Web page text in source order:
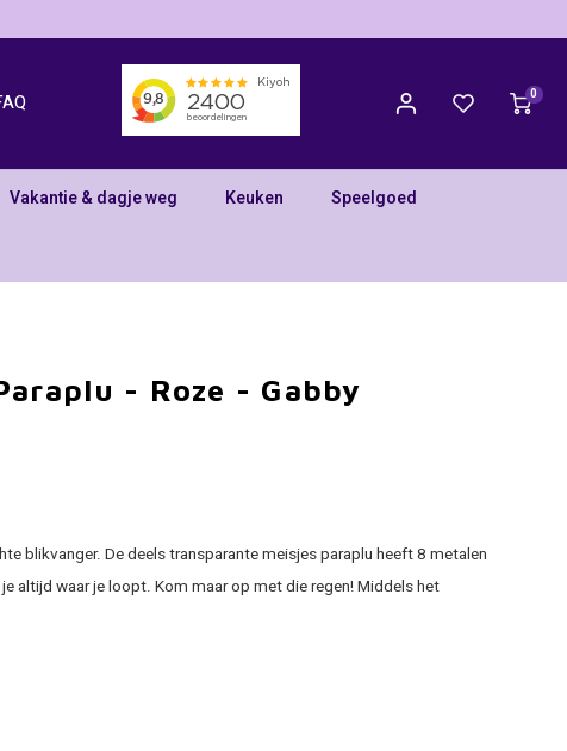
0
Vakantie & dagje weg Keuken Speelgoed
- Roze - Gabby
blikvanger. De deels transparante meisjes paraplu heeft 8 metalen
altijd waar je loopt. Kom maar op met die regen! Middels het